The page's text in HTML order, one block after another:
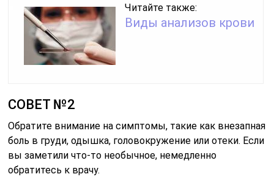
Читайте также:
Виды анализов крови
СОВЕТ №2
Обратите внимание на симптомы, такие как внезапная
боль в груди, одышка, головокружение или отеки. Если
вы заметили что-то необычное, немедленно
обратитесь к врачу.